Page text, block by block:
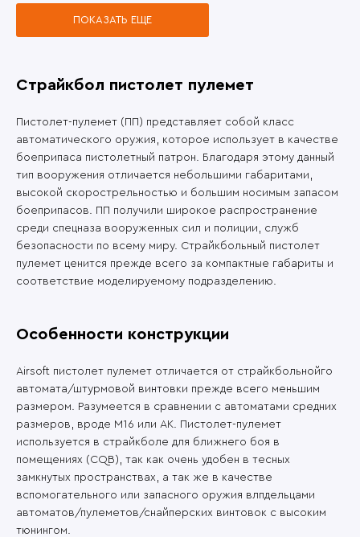
ПОКАЗАТЬ ЕЩЕ
Страйкбол пистолет пулемет
Пистолет-пулемет (ПП) представляет собой класс
автоматического оружия, которое использует в качестве
боеприпаса пистолетный патрон. Благодаря этому данный
тип вооружения отличается небольшими габаритами,
высокой скорострельностью и большим носимым запасом
боеприпасов. ПП получили широкое распространение
среди спецназа вооруженных сил и полиции, служб
безопасности по всему миру. Страйкбольный пистолет
пулемет ценится прежде всего за компактные габариты и
соответствие моделируемому подразделению.
Особенности конструкции
Airsoft пистолет пулемет отличается от страйкбольнойго
автомата/штурмовой винтовки прежде всего меньшим
размером. Разумеется в сравнении с автоматами средних
размеров, вроде M16 или АК. Пистолет-пулемет
используется в страйкболе для ближнего боя в
помещениях (CQB), так как очень удобен в тесных
замкнутых пространствах, а так же в качестве
вспомогательного или запасного оружия влпдельцами
автоматов/пулеметов/снайперских винтовок с высоким
тюнингом.